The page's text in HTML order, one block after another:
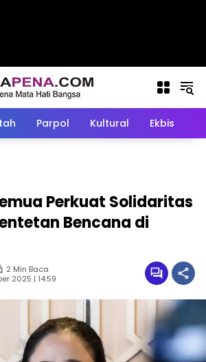
Parpol Kultural Ekbis
Perkuat Solidaritas
Bencana di
2 Min Baca
2025 | 14:59